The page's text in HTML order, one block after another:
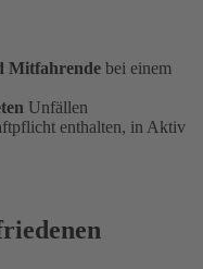
Mitfahrende bei einem
Unfällen
enthalten, in Aktiv